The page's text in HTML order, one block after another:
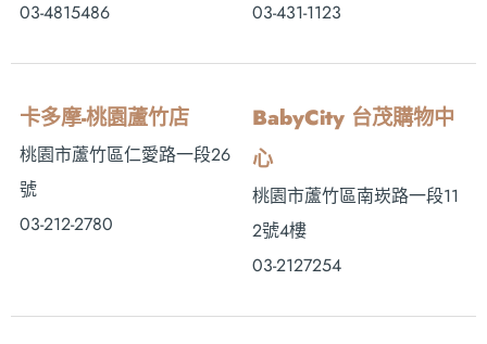
03-4815486
03-431-1123
卡多摩-桃園蘆竹店
桃園市蘆竹區仁愛路一段26
號
03-212-2780
BabyCity 台茂購物中
心
桃園市蘆竹區南崁路一段11
2號4樓
03-2127254